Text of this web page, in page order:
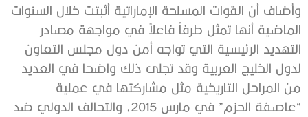
وأضاف أن القوات المسلحة الإماراتية أثبتت خلال السنوات
الماضية أنها تمثل طرفاً فاعلاً في مواجهة مصادر
التهديد الرئيسية التي تواجه أمن دول مجلس التعاون
لدول الخليج العربية وقد تجلى ذلك واضحا في العديد
من المراحل التاريخية مثل مشاركتها في عملية
“عاصفة الحزم” في مارس 2015، والتحالف الدولي ضد